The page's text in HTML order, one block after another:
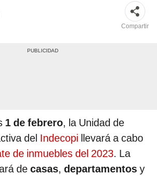
Compartir
1 de febrero, la Unidad de
del Indecopi llevará a cabo
de inmuebles del 2023. La
de casas, departamentos y